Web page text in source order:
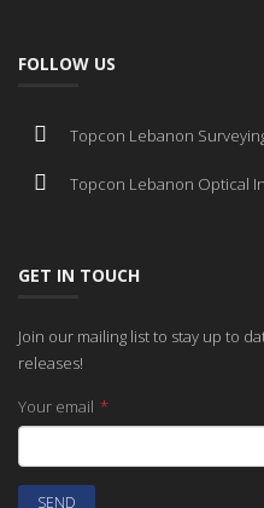
FOLLOW US
Topcon Lebanon
Topcon Lebanon Optical
GET IN TOUCH
Join our mailing list to stay up to
releases!
Your email *